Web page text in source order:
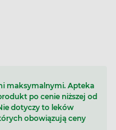
maksymalnymi. Apteka
po cenie niższej od
dotyczy to leków
obowiązują ceny